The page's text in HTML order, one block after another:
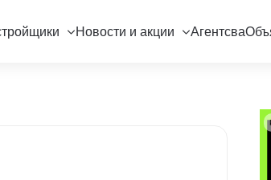
Новости и акции Агентсва